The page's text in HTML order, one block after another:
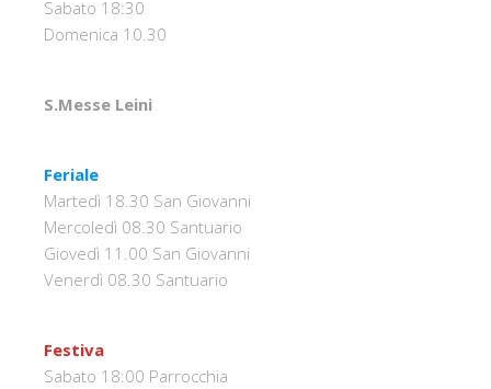
Sabato 18:30
Domenica 10.30
S.Messe Leini
Feriale
Martedì 18.30 San Giovanni
Mercoledì 08.30 Santuario
Giovedì 11.00 San Giovanni
Venerdì 08.30 Santuario
Festiva
Sabato 18:00 Parrocchia